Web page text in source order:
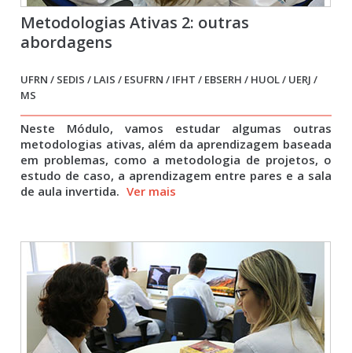
Metodologias Ativas 2: outras
abordagens
UFRN / SEDIS / LAIS / ESUFRN / IFHT / EBSERH / HUOL / UERJ /
MS
Neste Módulo, vamos estudar algumas outras
metodologias ativas, além da aprendizagem baseada
em problemas, como a metodologia de projetos, o
estudo de caso, a aprendizagem entre pares e a sala
de aula invertida. Ver mais